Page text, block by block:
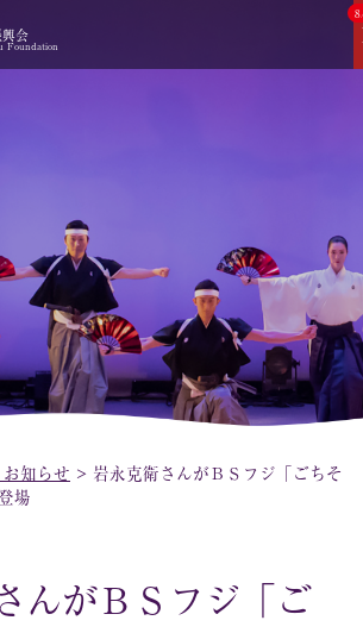
興会
Foundation
知らせ > 岩永克衛さんがＢＳフジ「ごちそ
場
んがＢＳフジ「ご